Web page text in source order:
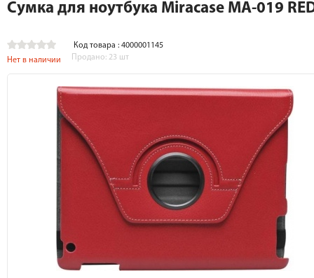
Сумка для ноутбука Miracase MA-019
Код товара : 4000001145
Нет в наличии
Продано: 23 шт